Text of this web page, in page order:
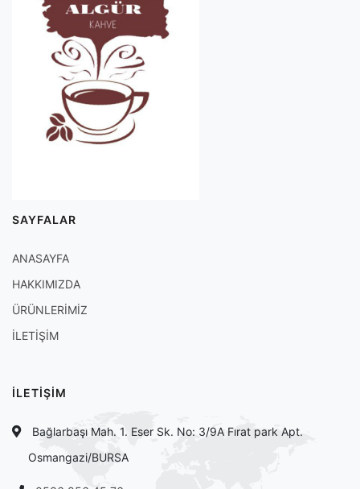
SAYFALAR
ANASAYFA
HAKKIMIZDA
ÜRÜNLERİMİZ
İLETİŞİM
İLETİŞİM
Bağlarbaşı Mah. 1. Eser Sk. No: 3/9A Fırat park Apt.
Osmangazi/BURSA